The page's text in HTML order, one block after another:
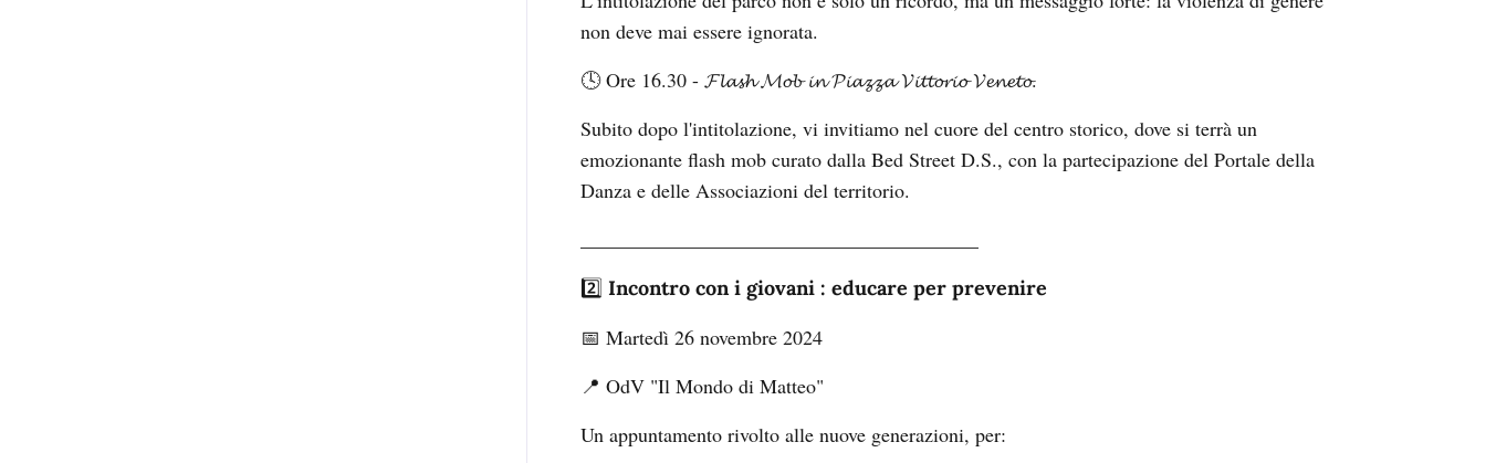
non deve mai essere ignorata.
🕓 Ore 16.30 - 𝓕𝓵𝓪𝓼𝓱 𝓜𝓸𝓫 𝓲𝓷 𝓟𝓲𝓪𝔃𝔃𝓪 𝓥𝓲𝓽𝓽𝓸𝓻𝓲𝓸 𝓥𝓮𝓷𝓮𝓽𝓸.
Subito dopo l'intitolazione, vi invitiamo nel cuore del centro storico, dove si terrà un
emozionante flash mob curato dalla Bed Street D.S., con la partecipazione del Portale della
Danza e delle Associazioni del territorio.
2️⃣ Incontro con i giovani : educare per prevenire
📅 Martedì 26 novembre 2024
📍 OdV "Il Mondo di Matteo"
Un appuntamento rivolto alle nuove generazioni, per: